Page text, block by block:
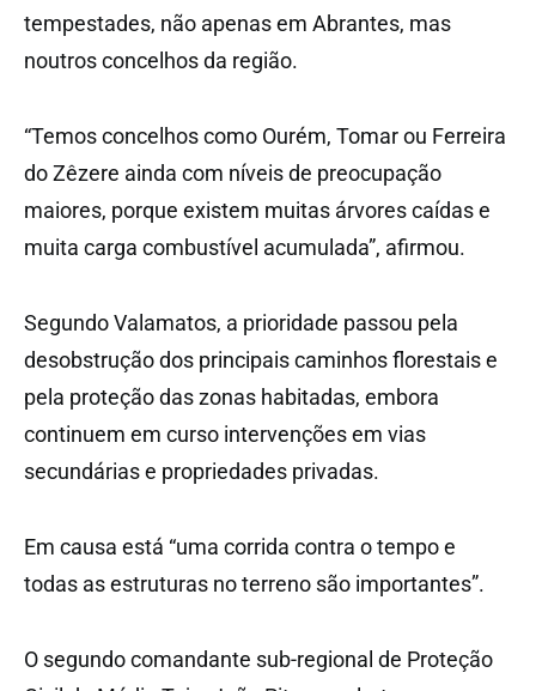
tempestades, não apenas em Abrantes, mas
noutros concelhos da região.
“Temos concelhos como Ourém, Tomar ou Ferreira
do Zêzere ainda com níveis de preocupação
maiores, porque existem muitas árvores caídas e
muita carga combustível acumulada”, afirmou.
Segundo Valamatos, a prioridade passou pela
desobstrução dos principais caminhos florestais e
pela proteção das zonas habitadas, embora
continuem em curso intervenções em vias
secundárias e propriedades privadas.
Em causa está “uma corrida contra o tempo e
todas as estruturas no terreno são importantes”.
O segundo comandante sub-regional de Proteção